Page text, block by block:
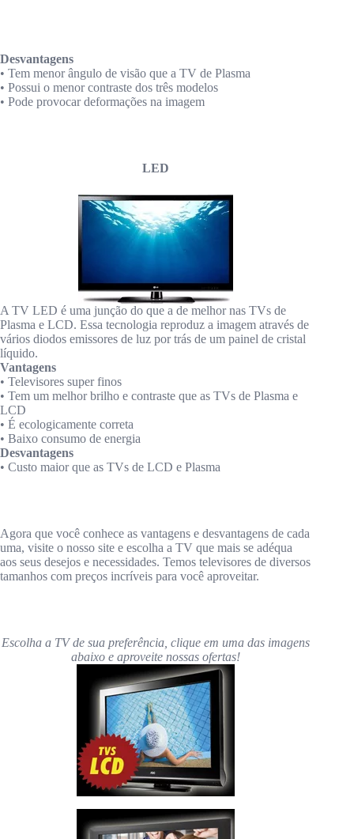
Desvantagens
• Tem menor ângulo de visão que a TV de Plasma
• Possui o menor contraste dos três modelos
• Pode provocar deformações na imagem
LED
A TV LED é uma junção do que a de melhor nas TVs de
Plasma e LCD. Essa tecnologia reproduz a imagem através de
vários diodos emissores de luz por trás de um painel de cristal
líquido.
Vantagens
• Televisores super finos
• Tem um melhor brilho e contraste que as TVs de Plasma e
LCD
• É ecologicamente correta
• Baixo consumo de energia
Desvantagens
• Custo maior que as TVs de LCD e Plasma
Agora que você conhece as vantagens e desvantagens de cada
uma, visite o nosso site e escolha a TV que mais se adéqua
aos seus desejos e necessidades. Temos televisores de diversos
tamanhos com preços incríveis para você aproveitar.
Escolha a TV de sua preferência, clique em uma das imagens
abaixo e aproveite nossas ofertas!